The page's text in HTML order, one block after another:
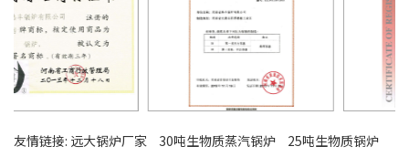
友情链接: 远大锅炉厂家 30吨生物质蒸汽锅炉
25吨生物质锅炉